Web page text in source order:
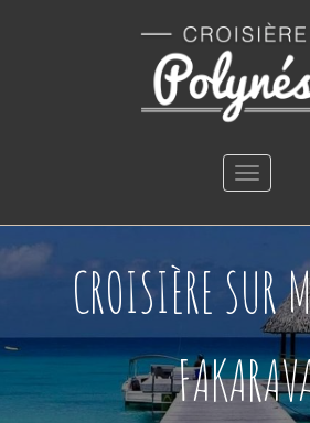
Toggle
navigation
CROISIÈRE SUR